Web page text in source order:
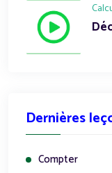
Dernières
Compter